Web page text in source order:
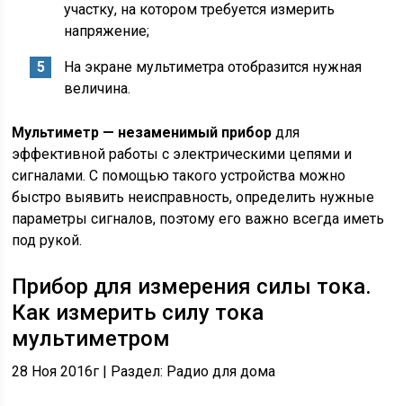
участку, на котором требуется измерить
напряжение;
На экране мультиметра отобразится нужная
величина.
Мультиметр — незаменимый прибор для
эффективной работы с электрическими цепями и
сигналами. С помощью такого устройства можно
быстро выявить неисправность, определить нужные
параметры сигналов, поэтому его важно всегда иметь
под рукой.
Прибор для измерения силы тока.
Как измерить силу тока
мультиметром
28 Ноя 2016г | Раздел: Радио для дома